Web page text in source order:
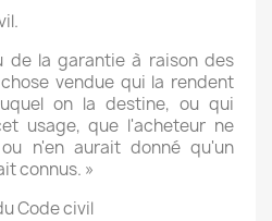
de la garantie à raison des
vendue qui la rendent
on la destine, ou qui
usage, que l'acheteur ne
n'en aurait donné qu'un
connus. »
Code civil